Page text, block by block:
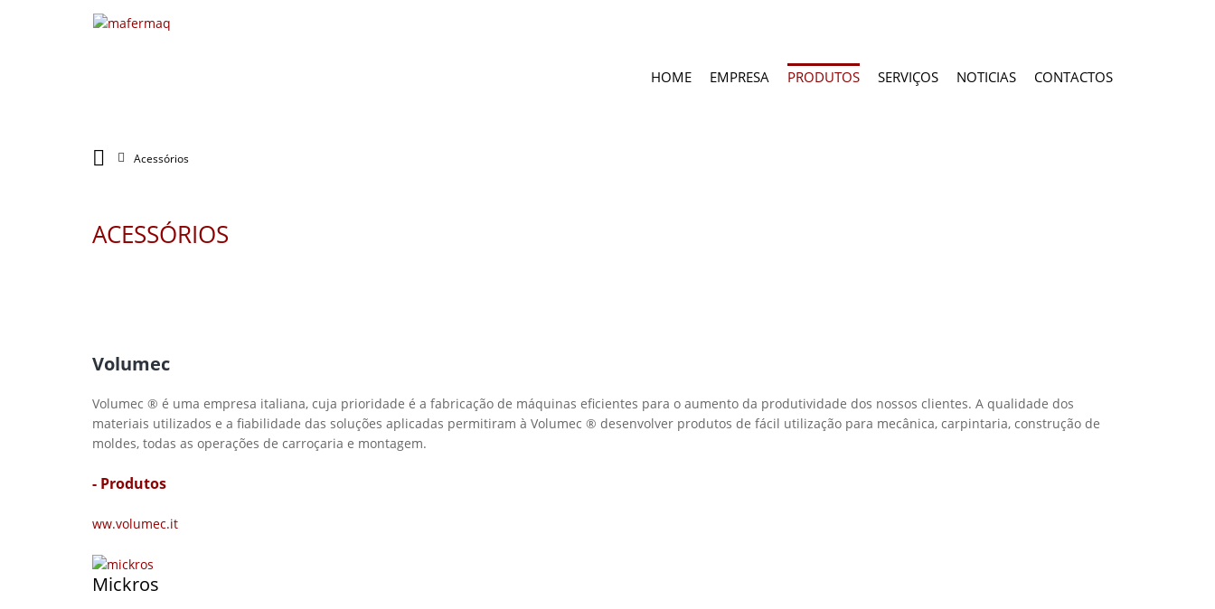
HOME EMPRESA PRODUTOS SERVIÇOS NOTICIAS CONTACTOS
Acessórios
ACESSÓRIOS
Volumec
Volumec ® é uma empresa italiana, cuja prioridade é a fabricação de máquinas eficientes para o aumento da produtividade dos nossos clientes. A qualidade dos
materiais utilizados e a fiabilidade das soluções aplicadas permitiram à Volumec ® desenvolver produtos de fácil utilização para mecânica, carpintaria, construção de
moldes, todas as operações de carroçaria e montagem.
fausse montre
- Produtos
ww.volumec.it
Mickros